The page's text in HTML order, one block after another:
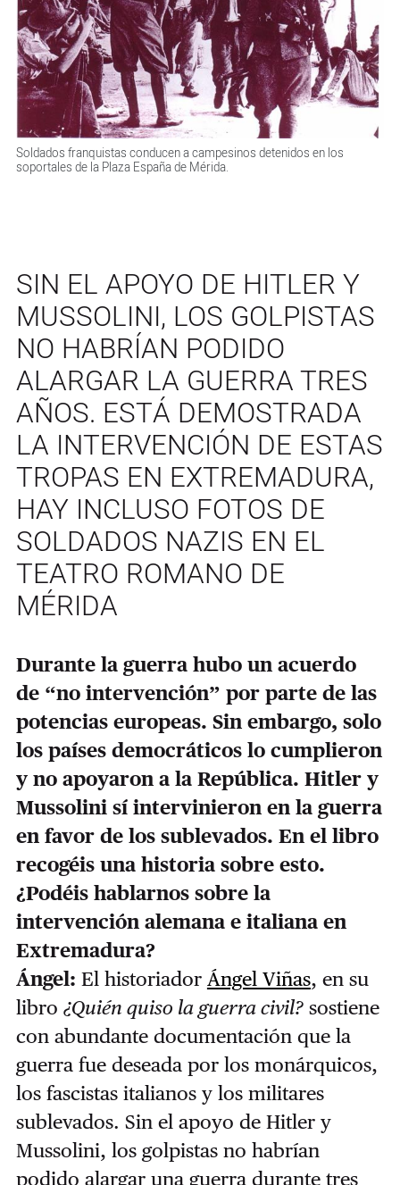
Soldados franquistas conducen a campesinos detenidos en los
soportales de la Plaza España de Mérida.
SIN EL APOYO DE HITLER Y
MUSSOLINI, LOS GOLPISTAS
NO HABRÍAN PODIDO
ALARGAR LA GUERRA TRES
AÑOS. ESTÁ DEMOSTRADA
LA INTERVENCIÓN DE ESTAS
TROPAS EN EXTREMADURA,
HAY INCLUSO FOTOS DE
SOLDADOS NAZIS EN EL
TEATRO ROMANO DE
MÉRIDA
Durante la guerra hubo un acuerdo
de “no intervención” por parte de las
potencias europeas. Sin embargo, solo
los países democráticos lo cumplieron
y no apoyaron a la República. Hitler y
Mussolini sí intervinieron en la guerra
en favor de los sublevados. En el libro
recogéis una historia sobre esto.
¿Podéis hablarnos sobre la
intervención alemana e italiana en
Extremadura?
Ángel: El historiador Ángel Viñas, en su
libro ¿Quién quiso la guerra civil?sostiene
con abundante documentación que la
guerra fue deseada por los monárquicos,
los fascistas italianos y los militares
sublevados. Sin el apoyo de Hitler y
Mussolini, los golpistas no habrían
podido alargar una guerra durante tres